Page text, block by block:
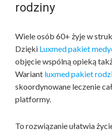
rodziny
Wiele osób 60+ żyje w
Dzięki Luxmed pakiet
objęcie wspólną opieką
Wariant luxmed pakiet
skoordynowane leczenie
platformy.
To rozwiązanie ułatwia